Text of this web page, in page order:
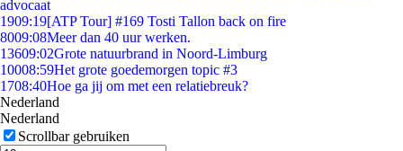
advocaat
1909:19[ATP Tour] #169 Tosti Tallon back on fire
8009:08Meer dan 40 uur werken.
13609:02Grote natuurbrand in Noord-Limburg
10008:59Het grote goedemorgen topic #3
1708:40Hoe ga jij om met een relatiebreuk?
Nederland
Nederland
Scrollbar gebruiken